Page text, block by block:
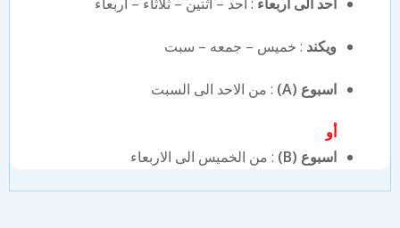
ويكند: خميس – جمعه – سبت
اسبوع (A) : من الاحد الى السبت
اسبوع (B)
: من الخميس الى الاربعاء